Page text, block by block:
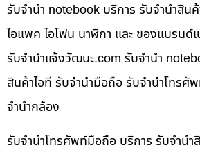
รับจำนำ notebook บริการ รับจำนำสิน
ไอแพค ไอโฟน นาฬิกา และ ของแบรนด์
รับจํานําแจ้งวัฒนะ.com รับจำนำ
สินค้าไอที รับจำนำมือถือ รับจำนำโทรศั
จำนำกล้อง
รับจำนำโทรศัพท์มือถือ บริการ รับจำนำ